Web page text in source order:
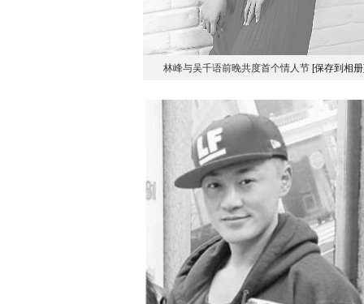
林峰与吴千语前晚共度首个情人节 [保存到相